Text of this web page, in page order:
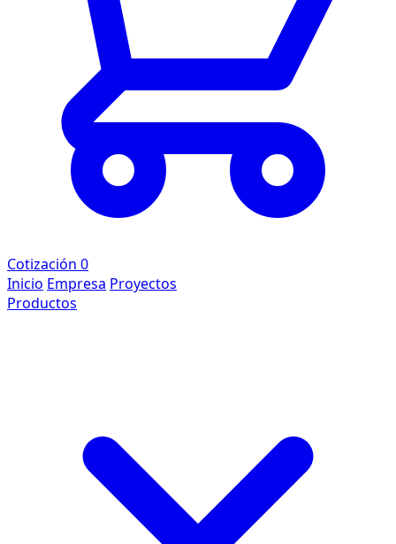
Cotización 0
Inicio Empresa Proyectos
Productos